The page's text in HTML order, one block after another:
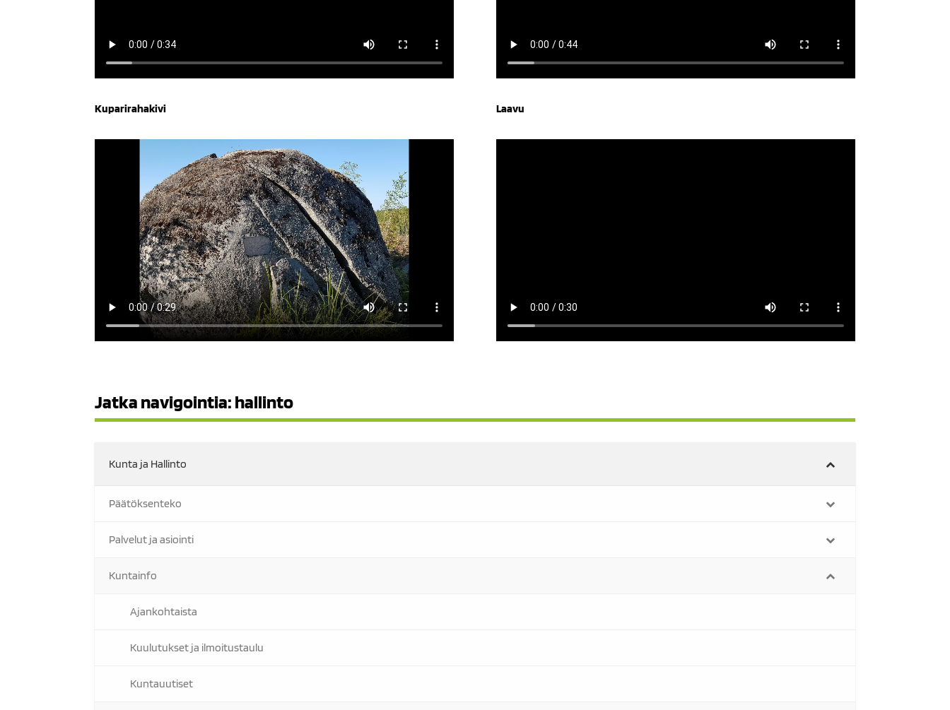
Kuparirahakivi Laavu
Jatka navigointia: hallinto
Kunta ja Hallinto
Päätöksenteko
Palvelut ja asiointi
Kuntainfo
Ajankohtaista
Kuulutukset ja ilmoitustaulu
Kuntauutiset